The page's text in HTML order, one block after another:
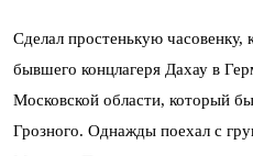
Сделал простенькую часовенку,
бывшего концлагеря Дахау в
Московской области, который
Грозного. Однажды поехал с